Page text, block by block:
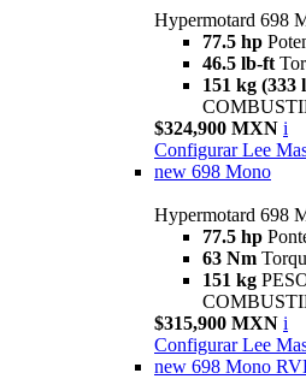
Hypermotard 698
77.5 hp
46.5 lb-ft
151 kg (333
$324,900 MXN i
Configurar Lee
new 698 Mono
Hypermotard 698
77.5 hp
63 Nm
151 kg
$315,900 MXN i
Configurar Lee
new 698 Mono